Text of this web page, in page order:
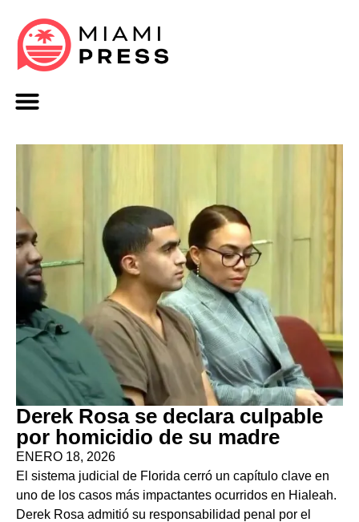
Derek Rosa se declara culpable
por homicidio de su madre
ENERO 18, 2026
El sistema judicial de Florida cerró un capítulo clave en
uno de los casos más impactantes ocurridos en Hialeah.
Derek Rosa admitió su responsabilidad penal por el